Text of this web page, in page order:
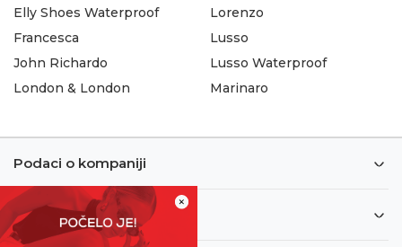
×
Elly Shoes Waterproof
Francesca
John Richardo
London & London
Lorenzo
Lusso
Lusso Waterproof
Marinaro
Podaci o kompaniji
Informacije